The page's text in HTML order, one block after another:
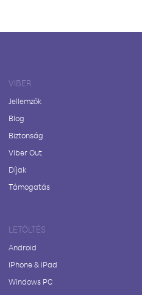
VIBER
Jellemzők
Blog
Biztonság
Viber Out
Díjak
Támogatás
LETÖLTÉS
Android
iPhone & iPad
Windows PC